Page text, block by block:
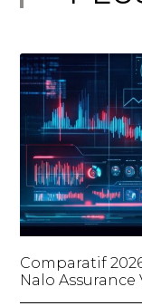
Comparatif
Nalo